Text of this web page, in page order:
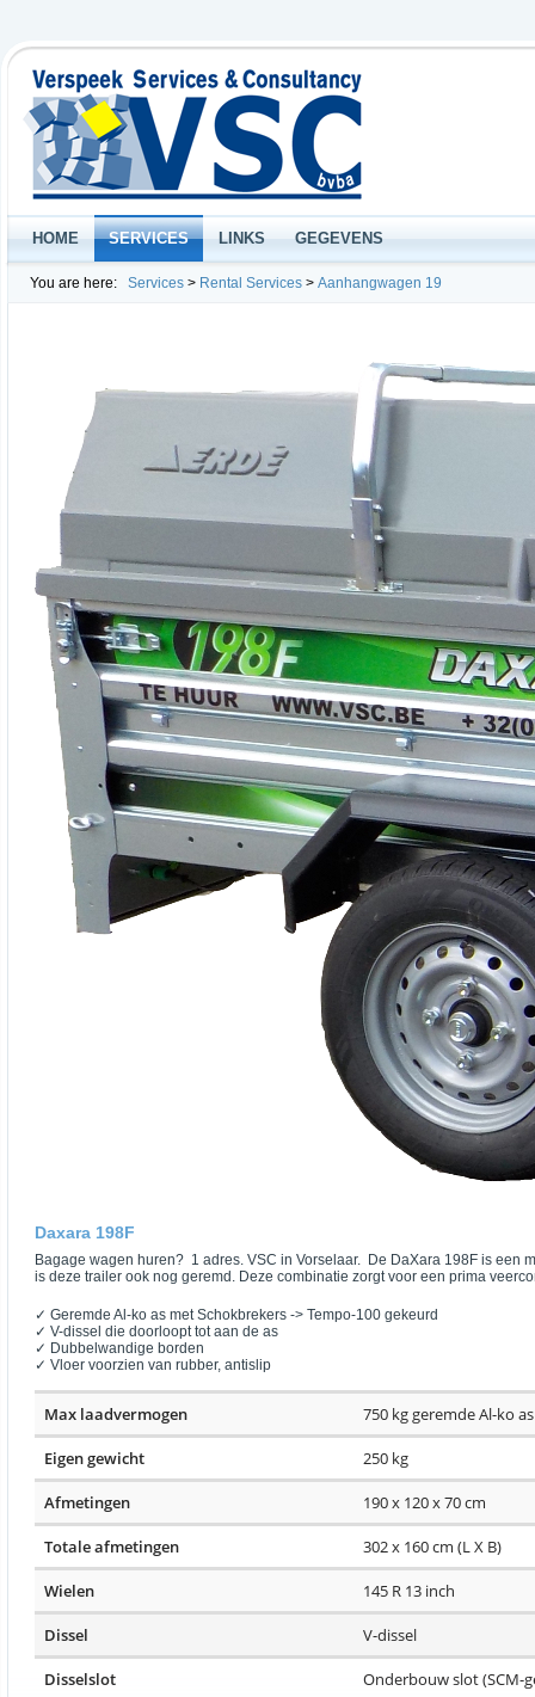
HOME SERVICES LINKS GEGEVENS
You are here: Services > Rental Services > Aanhangwagen 19
Daxara 198F
Bagage wagen huren? 1 adres. VSC in Vorselaar. De DaXara 198F is een
is deze trailer ook nog geremd. Deze combinatie zorgt voor een prima
✓ Geremde Al-ko as met Schokbrekers -> Tempo-100 gekeurd
✓ V-dissel die doorloopt tot aan de as
✓ Dubbelwandige borden
✓ Vloer voorzien van rubber, antislip
Max laadvermogen 750 kg geremde Al-ko
Eigen gewicht 250 kg
Afmetingen 190 x 120 x 70 cm
Totale afmetingen 302 x 160 cm (L X B)
Wielen 145 R 13 inch
Dissel V-dissel
Disselslot Onderbouw slot (SCM-